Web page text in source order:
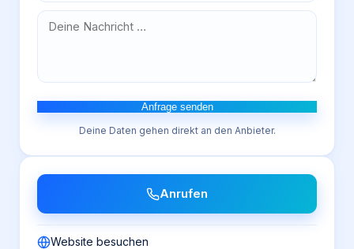
Anfrage senden
Deine Daten gehen direkt an den Anbieter.
Anrufen
Website besuchen